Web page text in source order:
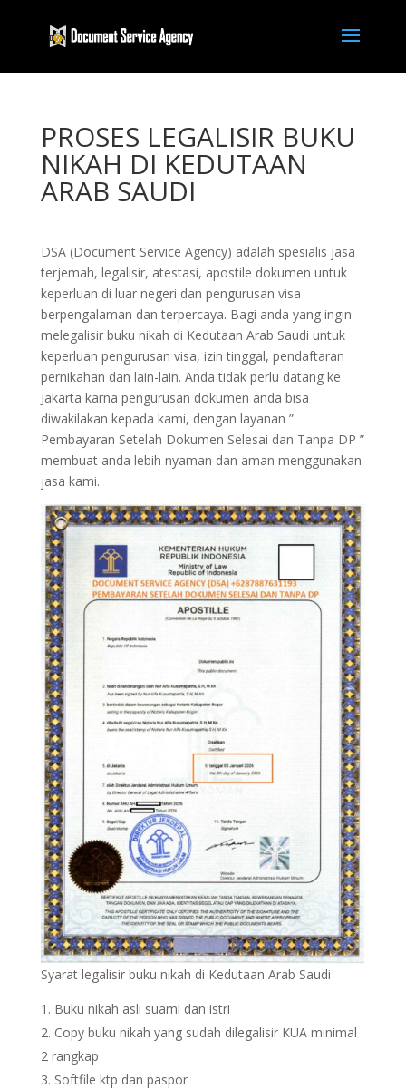
PROSES LEGALISIR BUKU
NIKAH DI KEDUTAAN
ARAB SAUDI
DSA (Document Service Agency) adalah spesialis jasa
terjemah, legalisir, atestasi, apostile dokumen untuk
keperluan di luar negeri dan pengurusan visa
berpengalaman dan terpercaya. Bagi anda yang ingin
melegalisir buku nikah di Kedutaan Arab Saudi untuk
keperluan pengurusan visa, izin tinggal, pendaftaran
pernikahan dan lain-lain. Anda tidak perlu datang ke
Jakarta karna pengurusan dokumen anda bisa
diwakilakan kepada kami, dengan layanan ”
Pembayaran Setelah Dokumen Selesai dan Tanpa DP ”
membuat anda lebih nyaman dan aman menggunakan
jasa kami.
Syarat legalisir buku nikah di Kedutaan Arab Saudi
Buku nikah asli suami dan istri
Copy buku nikah yang sudah dilegalisir KUA minimal
2 rangkap
Softfile ktp dan paspor